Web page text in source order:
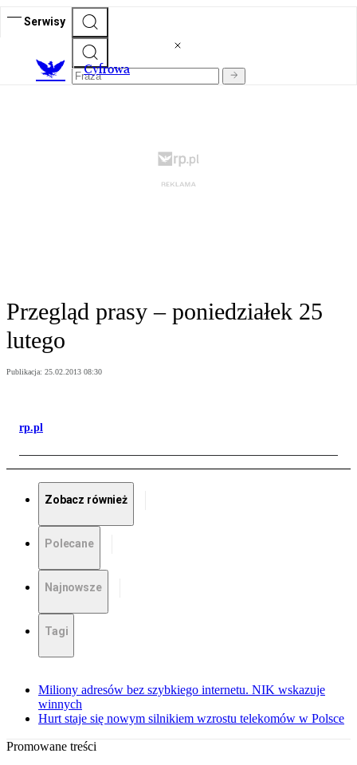
Serwisy
Cyfrowa
Przegląd prasy – poniedziałek 25
lutego
Publikacja: 25.02.2013 08:30
rp.pl
Zobacz również
Polecane
Najnowsze
Tagi
Miliony adresów bez szybkiego internetu. NIK wskazuje
winnych
Hurt staje się nowym silnikiem wzrostu telekomów w Polsce
Promowane treści